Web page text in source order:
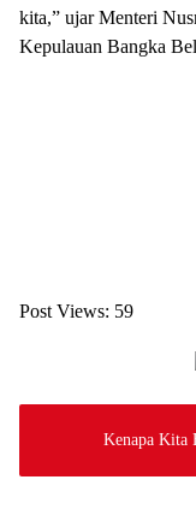
kita,” ujar Menteri
Kepulauan Bangka
Post Views: 59
Kenapa Kita